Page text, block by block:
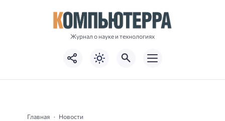
Журнал о науке и технологиях
Главная Новости